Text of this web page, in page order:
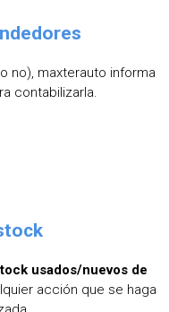
no), maxterauto informa
contabilizarla.
usados/nuevos de
acción que se haga